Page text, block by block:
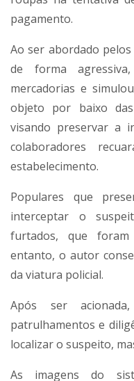
pagamento.
Ao ser abordado
de forma
mercadorias e
objeto por baixo
visando preservar a
colaboradores
estabelecimento.
Populares que
interceptar o
furtados, que foram
entanto, o autor
da viatura policial.
Após ser
patrulhamentos e
localizar o suspeito,
As imagens do